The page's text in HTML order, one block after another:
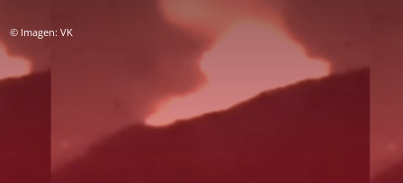
© Imagen: VK